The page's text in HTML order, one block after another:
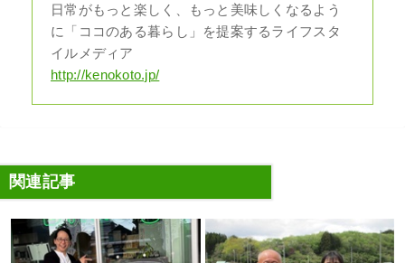
日常がもっと楽しく、もっと美味しくなるよう
に「ココのある暮らし」を提案するライフスタ
イルメディア
http://kenokoto.jp/
関連記事